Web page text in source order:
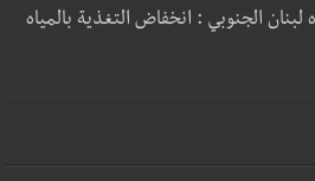
الجنوبي : انخفاض التغذية بالمياه